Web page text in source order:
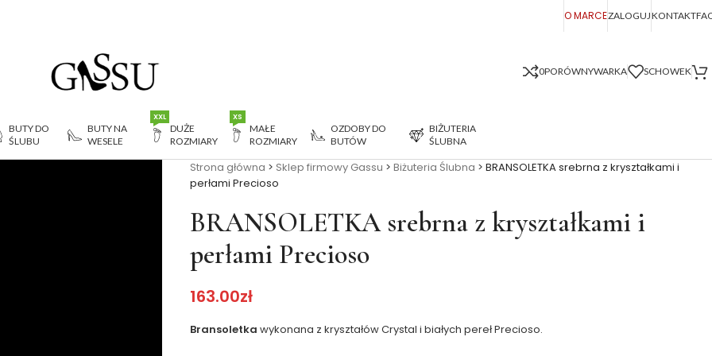
O MARCEZALOGUJKONTAKT
0PORÓWNYWARKA SCHOWEK
BUTY DO
ŚLUBU
BUTY NA
WESELE
DUŻE
ROZMIARY
XXL
MAŁE
ROZMIARY
XS
OZDOBY DO
BUTÓW
BIŻUTERIA
ŚLUBNA
Strona główna > Sklep firmowy Gassu > Biżuteria Ślubna > BRANSOLETKA srebrna z kryształkami i
perłami Precioso
BRANSOLETKA srebrna z kryształkami i
perłami Precioso
163.00zł
Bransoletka wykonana z kryształów Crystal i białych pereł Precioso.